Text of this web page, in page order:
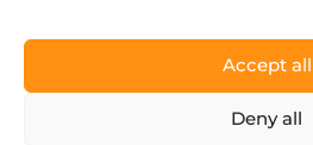
Accept all
Deny all